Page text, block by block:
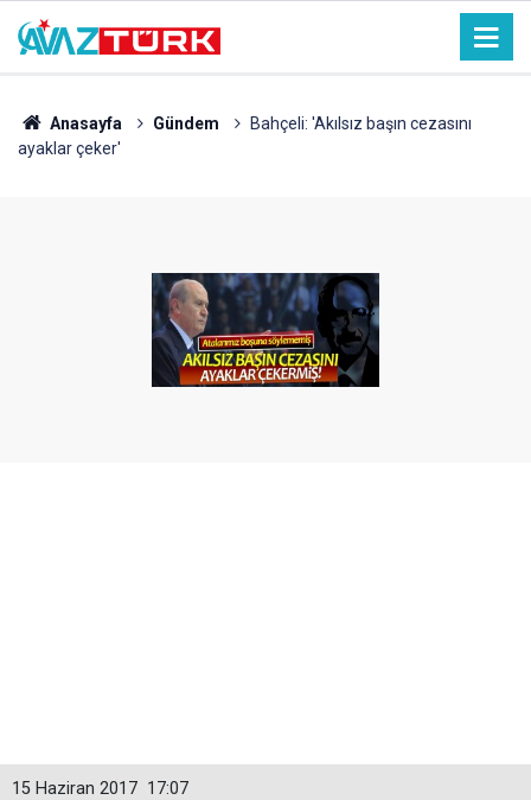
Anasayfa Gündem
Bahçeli: 'Akılsız başın cezasını
ayaklar çeker'
17:07
15 Haziran 2017